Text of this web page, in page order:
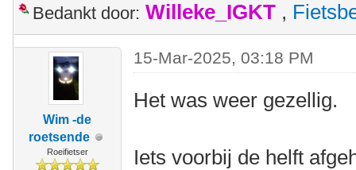
Bedankt door: Willeke_IGKT ,
Wim -de
roetsende
Roeifietser
15-Mar-2025, 03:18 PM
Het was weer gezellig.
Iets voorbij de helft